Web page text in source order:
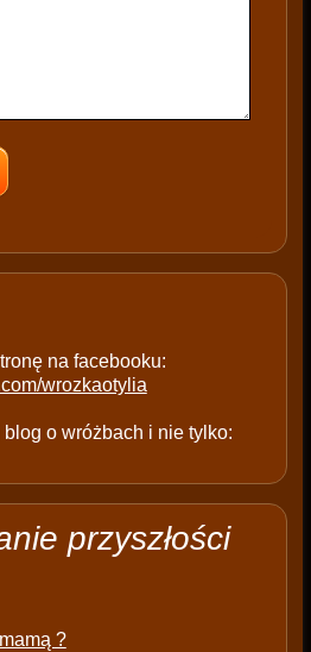
na facebooku:
wrozkaotylia
o wróżbach i nie tylko:
przyszłości
?